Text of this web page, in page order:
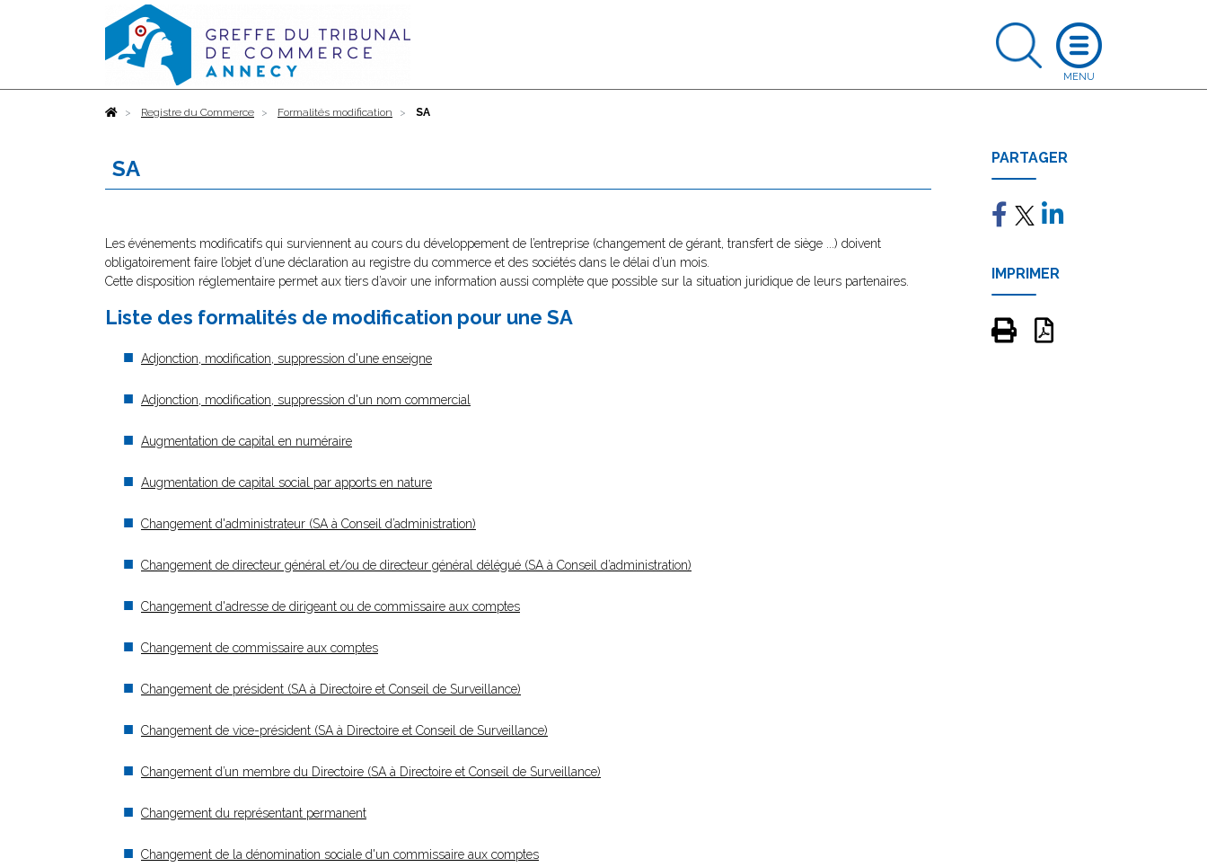
AccueilRegistre du Commerce Formalités modification SA
SA
Les événements modificatifs qui surviennent au cours du développement de l’entreprise (changement de gérant, transfert de siège ...) doivent
obligatoirement faire l’objet d’une déclaration au registre du commerce et des sociétés dans le délai d’un mois.
Cette disposition réglementaire permet aux tiers d’avoir une information aussi complète que possible sur la situation juridique de leurs partenaires.
Liste des formalités de modification pour une SA
Adjonction, modification, suppression d'une enseigne
Adjonction, modification, suppression d'un nom commercial
Augmentation de capital en numéraire
Augmentation de capital social par apports en nature
Changement d'administrateur (SA à Conseil d’administration)
Changement de directeur général et/ou de directeur général délégué (SA à Conseil d’administration)
Changement d'adresse de dirigeant ou de commissaire aux comptes
Changement de commissaire aux comptes
Changement de président (SA à Directoire et Conseil de Surveillance)
Changement de vice-président (SA à Directoire et Conseil de Surveillance)
Changement d’un membre du Directoire (SA à Directoire et Conseil de Surveillance)
Changement du représentant permanent
Changement de la dénomination sociale d'un commissaire aux comptes
PARTAGER
IMPRIMER